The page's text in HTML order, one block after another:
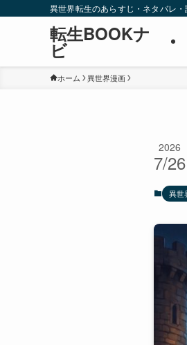
異世界転生のあらすじ・ネタバレ
転生BOOKナ
ビ
ホーム 異世界漫画
2026
7/26
異世